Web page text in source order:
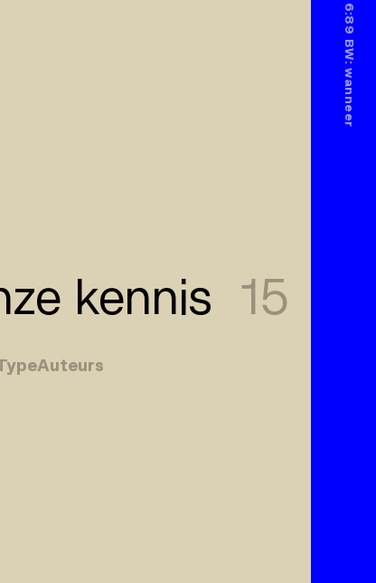
kennis 15
Auteurs